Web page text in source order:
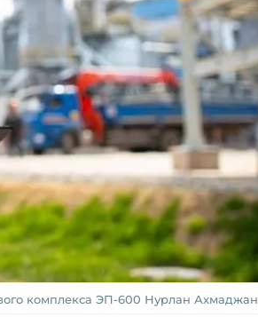
комплекса ЭП-600 Нурлан Ахмаджан